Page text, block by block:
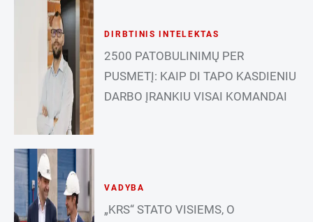
DIRBTINIS INTELEKTAS
2500 PATOBULINIMŲ PER
PUSMETĮ: KAIP DI TAPO KASDIENIU
DARBO ĮRANKIU VISAI KOMANDAI
VADYBA
„KRS“ STATO VISIEMS, O